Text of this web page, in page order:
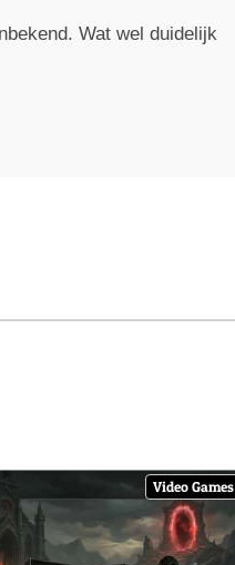
Wat wel duidelijk
Video Games